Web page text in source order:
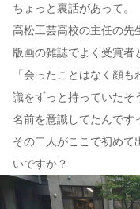
ちょっと裏話があって。
高松工芸高校の主任の先
版画の雑誌でよく受賞者
「会ったことはなく顔
識をずっと持っていたそ
名前を意識してたんです
その二人がここで初めて
いですか？